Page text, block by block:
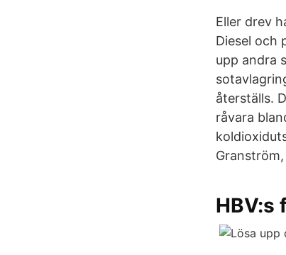
Eller drev
Diesel och
upp andra
återställs.
råvara
Granström,
HBV:s